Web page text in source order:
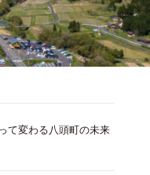
て変わる八頭町の未来